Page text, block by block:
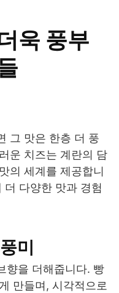
욱 풍부
그 맛은 한층 더 풍
운 치즈는 계란의 담
의 세계를 제공합니
다양한 맛과 경험
미
향을 더해줍니다. 빵
만들며, 시각적으로